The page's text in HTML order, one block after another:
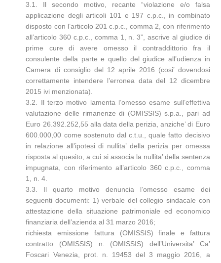
3.1. Il secondo motivo, recante “violazione e/o falsa
applicazione degli articoli 101 e 197 c.p.c., in combinato
disposto con l’articolo 201 c.p.c., comma 2, con riferimento
all’articolo 360 c.p.c., comma 1, n. 3”, ascrive al giudice di
prime cure di avere omesso il contraddittorio fra il
consulente della parte e quello del giudice all’udienza in
Camera di consiglio del 12 aprile 2016 (cosi’ dovendosi
correttamente intendere l’erronea data del 12 dicembre
2015 ivi menzionata).
3.2. Il terzo motivo lamenta l’omesso esame sull’effettiva
valutazione delle rimanenze di (OMISSIS) s.p.a., pari ad
Euro 26.392.252,55 alla data della perizia, anziche’ di Euro
600.000,00 come sostenuto dal c.t.u., quale fatto decisivo
in relazione all’ipotesi di nullita’ della perizia per omessa
risposta al quesito, a cui si associa la nullita’ della sentenza
impugnata, con riferimento all’articolo 360 c.p.c., comma
1, n. 4.
3.3. Il quarto motivo denuncia l’omesso esame dei
seguenti documenti: 1) verbale del collegio sindacale con
attestazione della situazione patrimoniale ed economico
finanziaria dell’azienda al 31 marzo 2016;
richiesta emissione fattura (OMISSIS) finale e fattura
contratto (OMISSIS) n. (OMISSIS) dell’Universita’ Ca’
Foscari Venezia, prot. n. 19453 del 3 maggio 2016, a